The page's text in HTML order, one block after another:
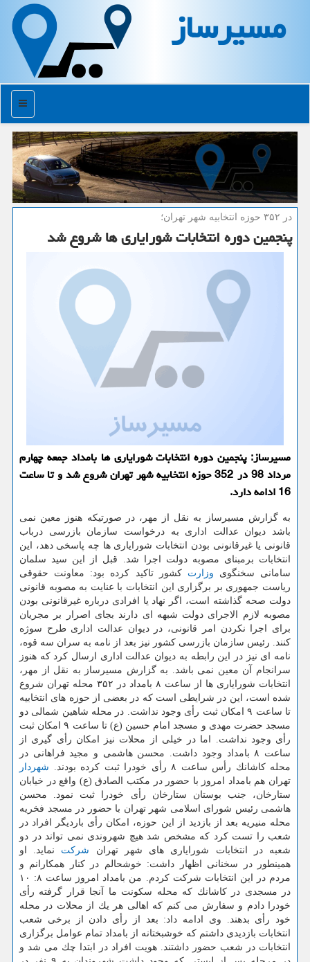
مسیرساز
منو
در ۳۵۲ حوزه انتخابیه شهر تهران؛
پنجمین دوره انتخابات شورایاری ها شروع شد
مسیرساز: پنجمین دوره انتخابات شورایاری ها بامداد جمعه چهارم
مرداد 98 در 352 حوزه انتخابیه شهر تهران شروع شد و تا ساعت
16 ادامه دارد.
به گزارش مسیرساز به نقل از مهر، در صورتیكه هنوز معین نمی
باشد دیوان عدالت اداری به درخواست سازمان بازرسی درباب
قانونی یا غیرقانونی بودن انتخابات شورایاری ها چه پاسخی دهد، این
انتخابات برمبنای مصوبه دولت اجرا شد. قبل از این سید سلمان
سامانی سخنگوی وزارت كشور تاكید كرده بود: معاونت حقوقی
ریاست جمهوری بر برگزاری این انتخابات با عنایت به مصوبه قانونی
دولت صحه گذاشته است، اگر نهاد یا افرادی درباره غیرقانونی بودن
مصوبه لازم الاجرای دولت شبهه ای دارند بجای اصرار بر مجریان
برای اجرا نكردن امر قانونی، در دیوان عدالت اداری طرح سوژه
كنند. رئیس سازمان بازرسی كشور نیز بعد از نامه به سران سه قوه،
نامه ای نیز در این رابطه به دیوان عدالت اداری ارسال كرد كه هنوز
سرانجام آن معین نمی باشد. به گزارش مسیرساز به نقل از مهر،
انتخابات شورایاری ها از ساعت ۸ بامداد در ۳۵۲ محله تهران شروع
شده است، این در شرایطی است كه در بعضی از حوزه های انتخابیه
تا ساعت ۹ امكان ثبت رأی وجود نداشت. در محله شاهین شمالی دو
مسجد حضرت مهدی و مسجد امام حسین (ع) تا ساعت ۹ امكان ثبت
رأی وجود نداشت. اما در خیلی از محلات نیز امكان رأی گیری از
ساعت ۸ بامداد وجود داشت. محسن هاشمی و مجید فراهانی در
محله كاشانك رأس ساعت ۸ رأی خودرا ثبت كرده بودند.
شهردار
تهران هم بامداد امروز با حضور در مكتب الصادق (ع) واقع در خیابان
ستارخان، جنب بوستان ستارخان رأی خودرا ثبت نمود. محسن
هاشمی رئیس شورای اسلامی شهر تهران با حضور در مسجد فخریه
محله منیریه بعد از بازدید از این حوزه، امكان رأی باردیگر افراد در
شعب را تست كرد كه مشخص شد هیچ شهروندی نمی تواند در دو
شعبه در انتخابات شورایاری های شهر تهران شركت نماید. او
همینطور در سخنانی اظهار داشت: خوشحالم در كنار همكارانم و
مردم در این انتخابات شركت كردم. من بامداد امروز ساعت ۸: ۱۰
در مسجدی در كاشانك كه محله سكونت ما آنجا قرار گرفته رأی
خودرا دادم و سفارش می كنم كه اهالی هر یك از محلات در محله
خود رأی بدهند. وی ادامه داد: بعد از رأی دادن از برخی شعب
انتخابات بازدیدی داشتم كه خوشبختانه از بامداد تمام عوامل برگزاری
انتخابات در شعب حضور داشتند. هویت افراد در ابتدا چك می شد و